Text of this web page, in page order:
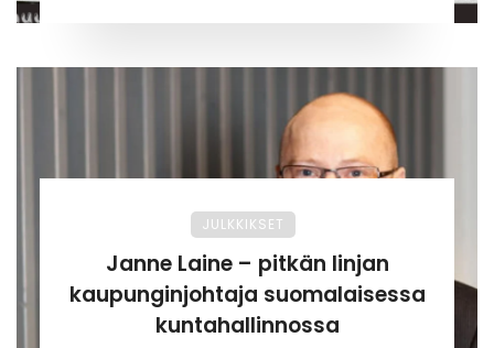
JULKKIKSET
Janne Laine – pitkän linjan
kaupunginjohtaja suomalaisessa
kuntahallinnossa